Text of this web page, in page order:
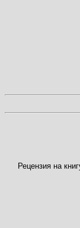
Рецензия на